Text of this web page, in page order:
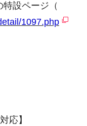
設ページ（
1097.php
応】